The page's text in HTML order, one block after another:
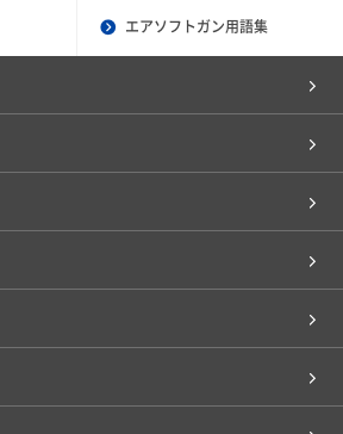
エアソフトガン用語集